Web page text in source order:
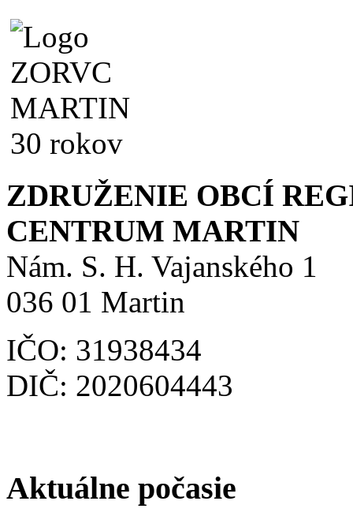
ZDRUŽENIE OBCÍ
CENTRUM MARTIN
Nám. S. H. Vajanského 1
036 01 Martin
IČO: 31938434
DIČ: 2020604443
Aktuálne počasie